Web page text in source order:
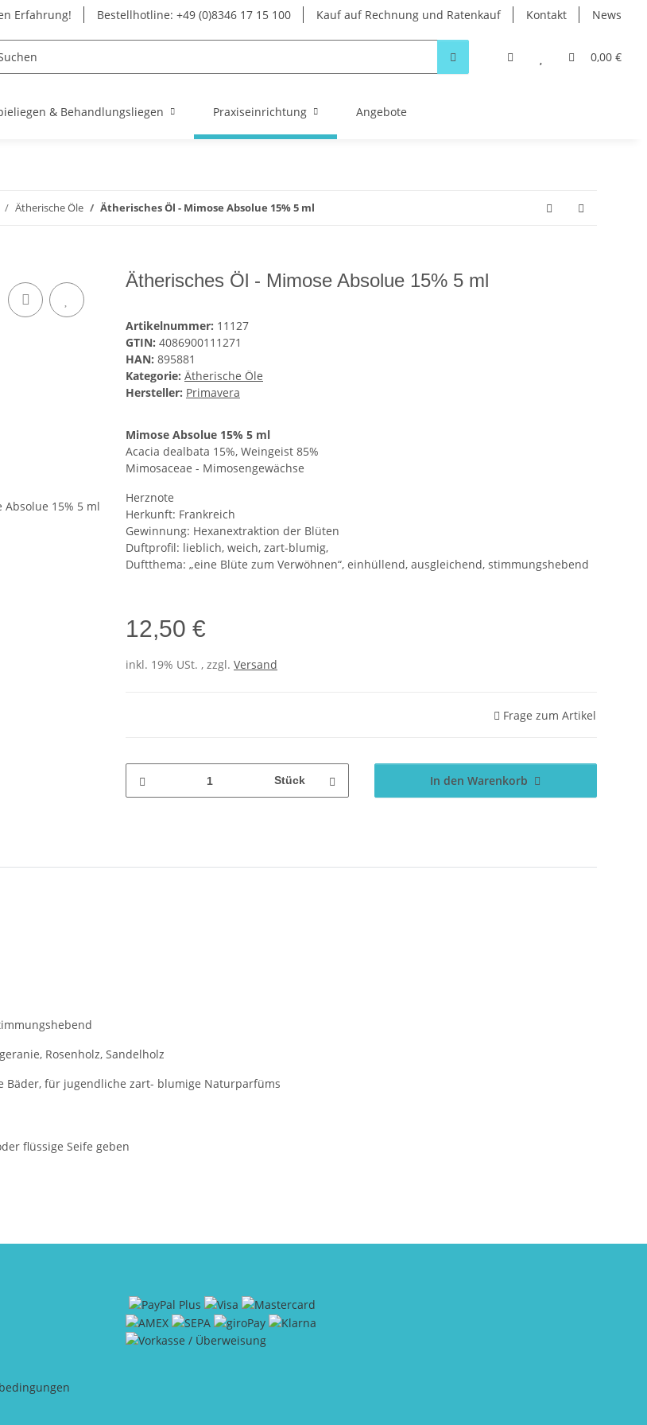
Erfahrung! Bestellhotline: +49 (0)8346 17 15 100 Kauf auf Rechnung und Ratenkauf Kontakt News
0,00 €
& Behandlungsliegen Praxiseinrichtung Angebote
Ätherische Öle Ätherisches Öl - Mimose Absolue 15% 5 ml
Ätherisches Öl - Mimose Absolue 15% 5 ml
Artikelnummer: 11127
GTIN: 4086900111271
HAN: 895881
Kategorie: Ätherische Öle
Hersteller: Primavera
Mimose Absolue 15% 5 ml
Acacia dealbata 15%, Weingeist 85%
Mimosaceae - Mimosengewächse
Herznote
Herkunft: Frankreich
Gewinnung: Hexanextraktion der Blüten
Duftprofil: lieblich, weich, zart-blumig,
Duftthema: „eine Blüte zum Verwöhnen“, einhüllend, ausgleichend, stimmungshebend
12,50 €
inkl. 19% USt. , zzgl. Versand
Frage zum Artikel
Stück In den Warenkorb
Rosenholz, Sandelholz
Bäder, für jugendliche zart- blumige Naturparfüms
flüssige Seife geben